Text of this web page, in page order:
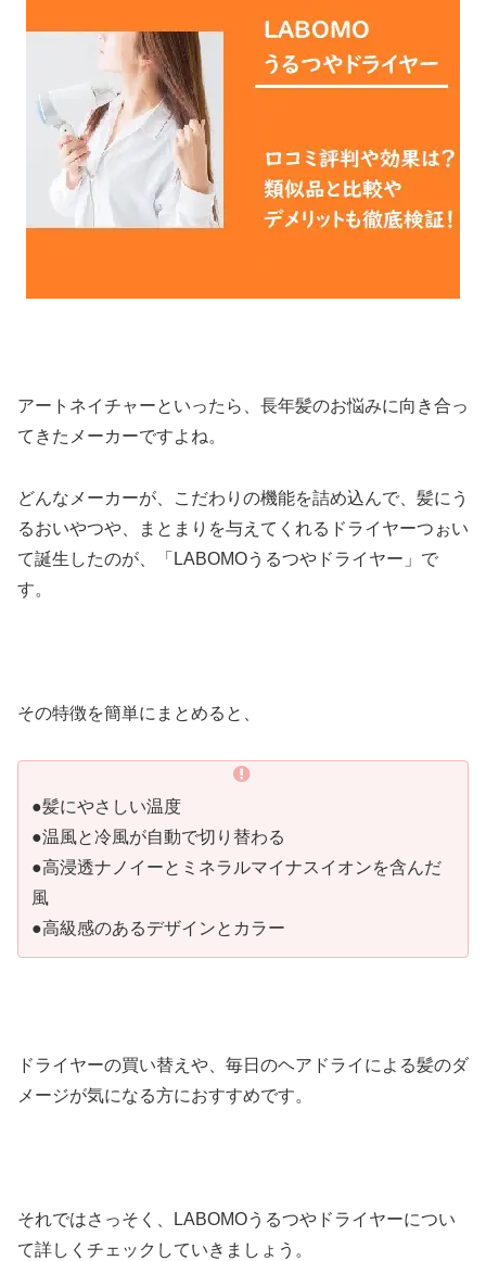
アートネイチャーといったら、長年髪のお悩みに向き合っ
てきたメーカーですよね。
どんなメーカーが、こだわりの機能を詰め込んで、髪にう
るおいやつや、まとまりを与えてくれるドライヤーつぉい
て誕生したのが、「LABOMOうるつやドライヤー」で
す。
その特徴を簡単にまとめると、
●髪にやさしい温度
●温風と冷風が自動で切り替わる
●高浸透ナノイーとミネラルマイナスイオンを含んだ
風
●高級感のあるデザインとカラー
ドライヤーの買い替えや、毎日のヘアドライによる髪のダ
メージが気になる方におすすめです。
それではさっそく、LABOMOうるつやドライヤーについ
て詳しくチェックしていきましょう。